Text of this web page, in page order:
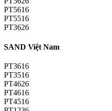
PT5616
PT5516
PT3626
SAND Việt Nam
PT3616
PT3516
PT4626
PT4616
PT4516